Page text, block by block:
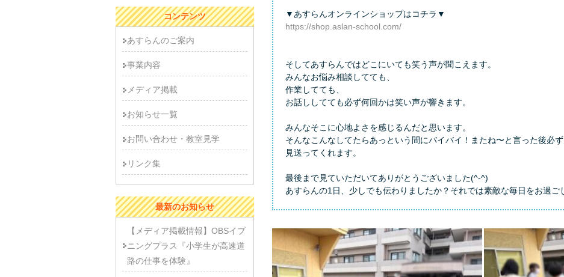
▼あすらんオンラインショップはコチラ▼
https://shop.aslan-school.com/
そしてあすらんではどこにいても笑う声が聞こえます。
みんなお悩み相談してても、
作業してても、
お話ししてても必ず何回かは笑い声が響きます。
みんなそこに心地よさを感じるんだと思います。
そんなこんなしてたらあっという間にバイバイ！またね〜と言った後必
見送ってくれます。
最後まで見ていただいてありがとうございました(^-^)
あすらんの1日、少しでも伝わりましたか？それでは素敵な毎日をお過ご
コンテンツ
あすらんのご案内
事業内容
メディア掲載
お知らせ一覧
お問い合わせ・教室見学
リンク集
最新のお知らせ
【メディア掲載情報】OBSイブ
ニングプラス『小学生が高速道
路の仕事を体験』